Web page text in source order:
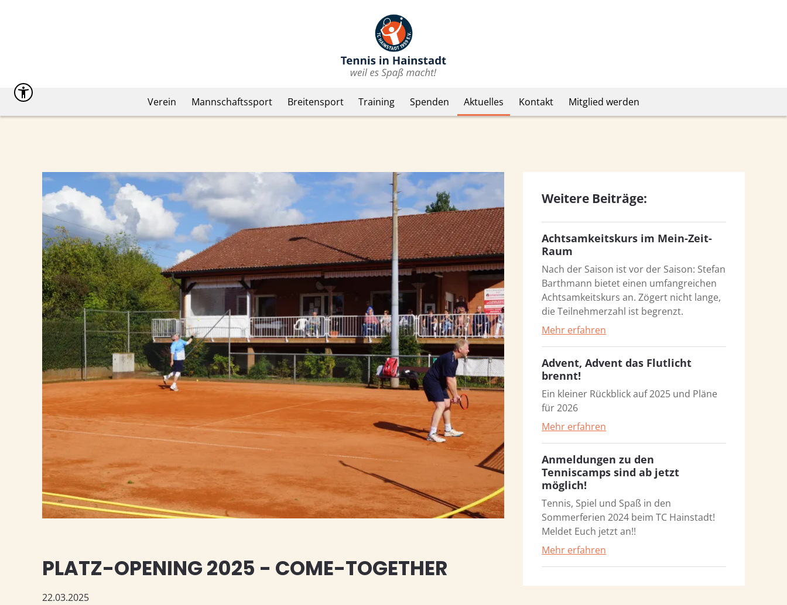
Verein Mannschaftssport Breitensport Training Spenden Aktuelles Kontakt Mitglied werden
PLATZ-OPENING 2025 - COME-TOGETHER
22.03.2025
Weitere Beiträge:
Achtsamkeitskurs im Mein-Zeit-
Raum
Nach der Saison ist vor der Saison: Stefan
Barthmann bietet einen umfangreichen
Achtsamkeitskurs an. Zögert nicht lange,
die Teilnehmerzahl ist begrenzt.
Mehr erfahren
Advent, Advent das Flutlicht
brennt!
Ein kleiner Rückblick auf 2025 und Pläne
für 2026
Mehr erfahren
Anmeldungen zu den
Tenniscamps sind ab jetzt
möglich!
Tennis, Spiel und Spaß in den
Sommerferien 2024 beim TC Hainstadt!
Meldet Euch jetzt an!!
Mehr erfahren